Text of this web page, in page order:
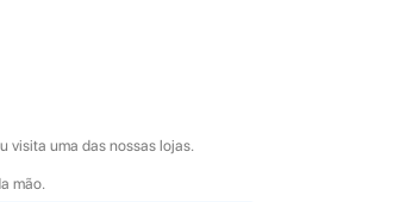
visita uma das nossas lojas.
mão.